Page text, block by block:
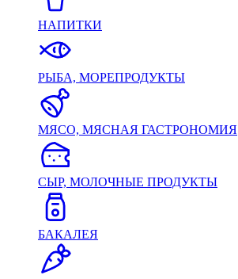
НАПИТКИ
РЫБА, МОРЕПРОДУКТЫ
МЯСО, МЯСНАЯ ГАСТРОНОМИЯ
СЫР, МОЛОЧНЫЕ ПРОДУКТЫ
БАКАЛЕЯ